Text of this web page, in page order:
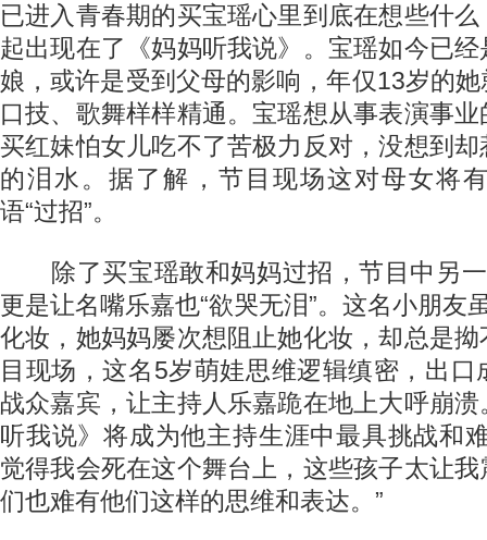
已进入青春期的买宝瑶心里到底在想些什
起出现在了《妈妈听我说》。宝瑶如今已
娘，或许是受到父母的影响，年仅13岁的
口技、歌舞样样精通。宝瑶想从事表演事
买红妹怕女儿吃不了苦极力反对，没想到
的泪水。据了解，节目现场这对母女将
语“过招”。
除了买宝瑶敢和妈妈过招，节目中另一
更是让名嘴乐嘉也“欲哭无泪”。这名小朋友
化妆，她妈妈屡次想阻止她化妆，却总是
目现场，这名5岁萌娃思维逻辑缜密，出
战众嘉宾，让主持人乐嘉跪在地上大呼崩
听我说》将成为他主持生涯中最具挑战和
觉得我会死在这个舞台上，这些孩子太让
们也难有他们这样的思维和表达。”